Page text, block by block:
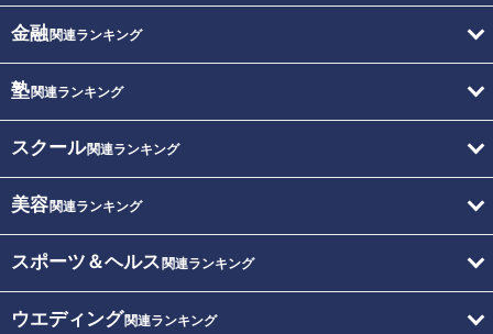
金融関連ランキング
塾関連ランキング
スクール関連ランキング
美容関連ランキング
スポーツ＆ヘルス 関連ランキング
ウエディング関連ランキング